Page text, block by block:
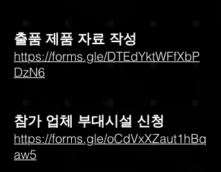
​출품 제품 자료 작성
https://forms.gle/DTEdYktWFfXbP
DzN6
​참가 업체 부대시설 신청
https://forms.gle/oCdVxXZaut1hBq
aw5